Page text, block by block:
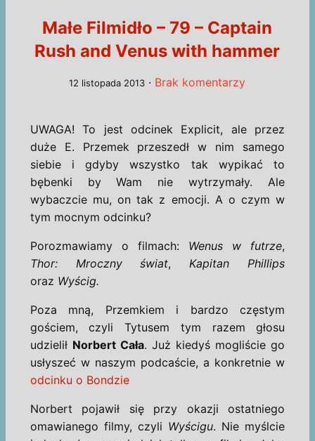
Małe Filmidło – 79 – Captain
Rush and Venus with hammer
12 listopada 2013 · Brak komentarzy
UWAGA! To jest odcinek Explicit, ale przez
duże E. Przemek przeszedł w nim samego
siebie i gdyby wszystko tak wypikać to
bębenki by Wam nie wytrzymały. Ale
wybaczcie mu, on tak z emocji. A o czym w
tym mocnym odcinku?
Porozmawiamy o filmach: Wenus w futrze,
Thor: Mroczny świat,Kapitan Phillips
oraz Wyścig.
Poza mną, Przemkiem i bardzo częstym
gościem, czyli Tytusem tym razem głosu
udzielił Norbert Cała. Już kiedyś mogliście go
usłyszeć w naszym podcaście, a konkretnie w
odcinku o Bondzie
Norbert pojawił się przy okazji ostatniego
omawianego filmy, czyli Wyścigu. Nie myślcie